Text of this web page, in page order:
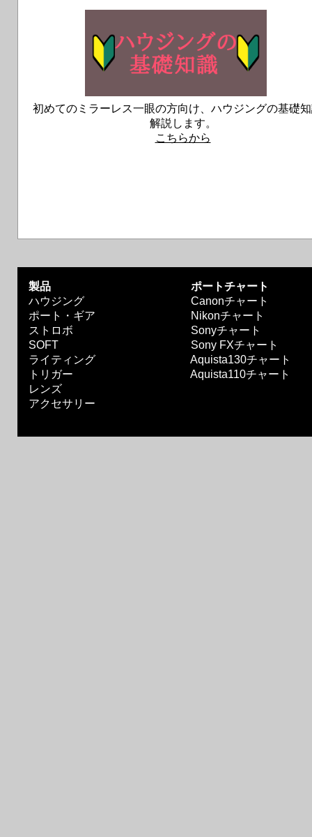
初めてのミラーレス一眼の方向け、ハウジングの基礎
解説します。
こちらから
製品
ポートチャート
ハウジング
Canonチャート
ポート・ギア
Nikonチャート
ストロボ
Sonyチャート
SOFT
Sony FXチャート
ライティング
Aquista130チャート
トリガー
Aquista110チャート
レンズ
アクセサリー